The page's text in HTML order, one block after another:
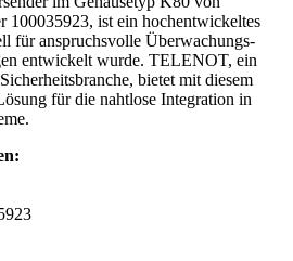
ist ein hochentwickeltes
für anspruchsvolle Überwachungs-
entwickelt wurde. TELENOT, ein
bietet mit diesem
für die nahtlose Integration in